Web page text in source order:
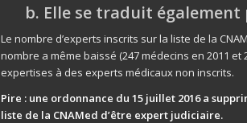
b. Elle se traduit également
Le nombre d’experts inscrits sur la liste de la
nombre a même baissé (247 médecins en 2011 et
expertises à des experts médicaux non inscrits.
Pire : une ordonnance du 15 juillet 2016 a
liste de la CNAMed d’être expert judiciaire.